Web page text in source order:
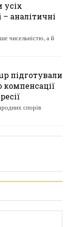
усіх
аналітичні
чисельністю, а й
підготували
спорів